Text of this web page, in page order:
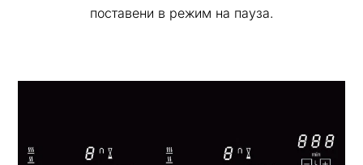
поставени в режим на пауза.